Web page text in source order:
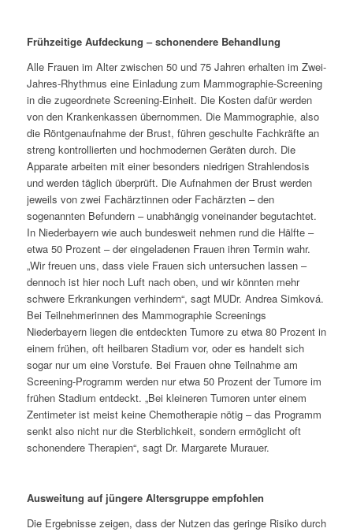
Frühzeitige Aufdeckung ‒schonendere Behandlung
Alle Frauen im Alter zwischen 50 und 75 Jahren erhalten im Zwei-
Jahres-Rhythmus eine Einladung zum Mammographie-Screening
in die zugeordnete Screening-Einheit. Die Kosten dafür werden
von den Krankenkassen übernommen. Die Mammographie, also
die Röntgenaufnahme der Brust, führen geschulte Fachkräfte an
streng kontrollierten und hochmodernen Geräten durch. Die
Apparate arbeiten mit einer besonders niedrigen Strahlendosis
und werden täglich überprüft. Die Aufnahmen der Brust werden
jeweils von zwei Fachärztinnen oder Fachärzten – den
sogenannten Befundern – unabhängig voneinander begutachtet.
In Niederbayern wie auch bundesweit nehmen rund die Hälfte –
etwa 50 Prozent – der eingeladenen Frauen ihren Termin wahr.
„Wir freuen uns, dass viele Frauen sich untersuchen lassen –
dennoch ist hier noch Luft nach oben, und wir könnten mehr
schwere Erkrankungen verhindern“, sagt MUDr. Andrea Simková.
Bei Teilnehmerinnen des Mammographie Screenings
Niederbayern liegen die entdeckten Tumore zu etwa 80 Prozent in
einem frühen, oft heilbaren Stadium vor, oder es handelt sich
sogar nur um eine Vorstufe. Bei Frauen ohne Teilnahme am
Screening-Programm werden nur etwa 50 Prozent der Tumore im
frühen Stadium entdeckt. „Bei kleineren Tumoren unter einem
Zentimeter ist meist keine Chemotherapie nötig – das Programm
senkt also nicht nur die Sterblichkeit, sondern ermöglicht oft
schonendere Therapien“, sagt Dr. Margarete Murauer.
Ausweitung auf jüngere Altersgruppe empfohlen
Die Ergebnisse zeigen, dass der Nutzen das geringe Risiko durch